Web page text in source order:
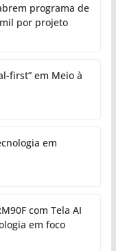
programa de
por projeto
first” em Meio à
em
com Tela AI
em foco